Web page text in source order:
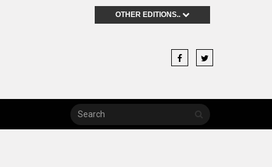
OTHER EDITIONS..